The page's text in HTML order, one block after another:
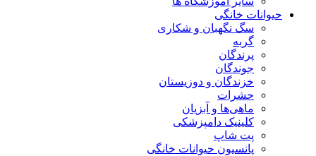
حیوانات خانگی
سگ نگهبان و شکاری
گربه
پرندگان
جوندگان
خزندگان و دوزیستان
حشرات
ماهی‌ها و آبزیان
کلینیک دامپزشکی
پت شاپ
پانسیون حیوانات خانگی